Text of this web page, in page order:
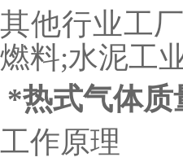
其他行业工
燃料;水泥工
*热式气体质
工作原理